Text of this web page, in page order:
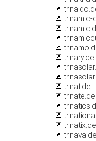
trinamic-
trinary.de
trinat.de
trinate.de
trinatix.de
trinava.de